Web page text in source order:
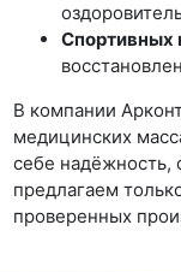
Спортивных
В компании
медицинских
себе надёжность,
предлагаем
проверенных